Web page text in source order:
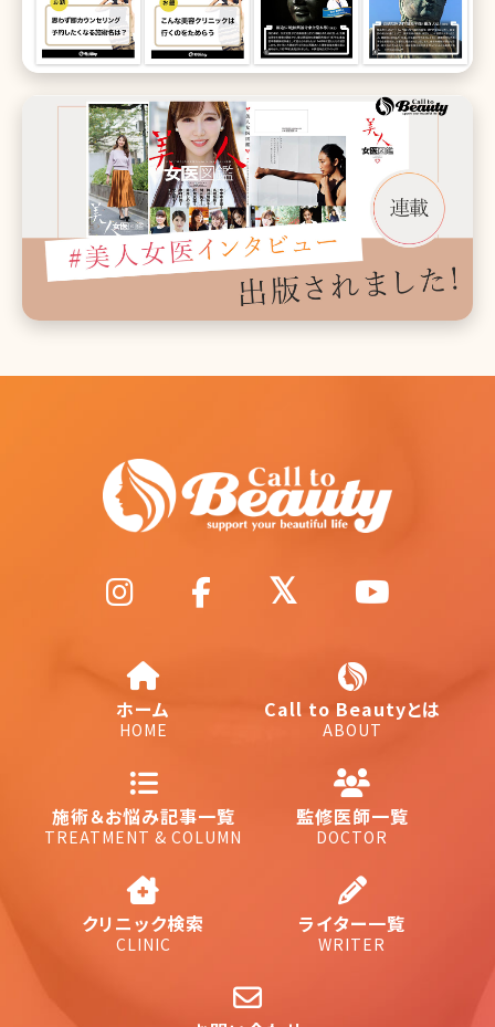
ホーム
HOME
Call to Beautyとは
ABOUT
施術＆お悩み記事一覧
TREATMENT & COLUMN
監修医師一覧
DOCTOR
クリニック検索
CLINIC
ライター一覧
WRITER